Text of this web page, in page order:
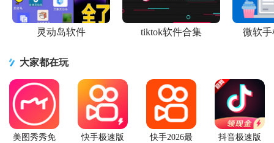
灵动岛软件 tiktok软件合集 微软手
大家都在玩
美图秀秀免
快手极速版
快手2026最
抖音极速版